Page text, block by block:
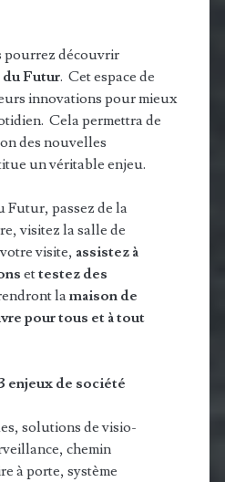
pourrez découvrir
Futur. Cet espace de
innovations pour mieux
Cela permettra de
des nouvelles
un véritable enjeu.
Futur, passez de la
visitez la salle de
visite, assistez à
ettestez des
lamaison de
pour tous et à tout
enjeux de société
solutions de visio-
chemin
à porte, système